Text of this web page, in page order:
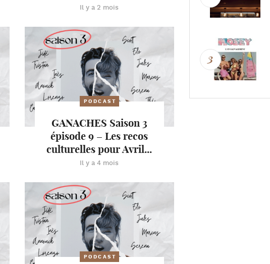
Il y a 2 mois
PODCAST
GANACHES Saison 3
épisode 9 – Les recos
culturelles pour Avril...
Il y a 4 mois
PODCAST